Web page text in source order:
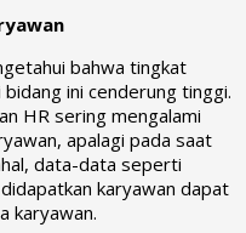
bahwa tingkat
ini cenderung tinggi.
HR sering mengalami
apalagi pada saat
data-data seperti
karyawan dapat
karyawan.